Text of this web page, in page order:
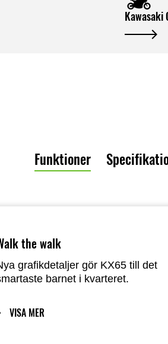
Kawasaki
Funktioner
the walk
grafikdetaljer gör KX65 till det
barnet i kvarteret.
VISA MER